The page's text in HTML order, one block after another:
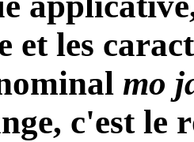
et les
mo
c'est le